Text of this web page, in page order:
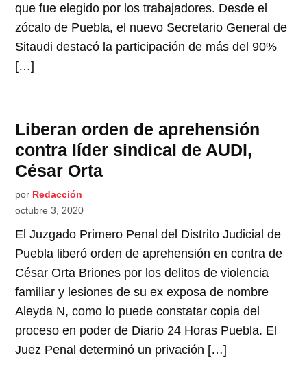
que fue elegido por los trabajadores. Desde el
zócalo de Puebla, el nuevo Secretario General de
Sitaudi destacó la participación de más del 90%
[…]
Liberan orden de aprehensión
contra líder sindical de AUDI,
César Orta
por Redacción
octubre 3, 2020
El Juzgado Primero Penal del Distrito Judicial de
Puebla liberó orden de aprehensión en contra de
César Orta Briones por los delitos de violencia
familiar y lesiones de su ex exposa de nombre
Aleyda N, como lo puede constatar copia del
proceso en poder de Diario 24 Horas Puebla. El
Juez Penal determinó un privación […]